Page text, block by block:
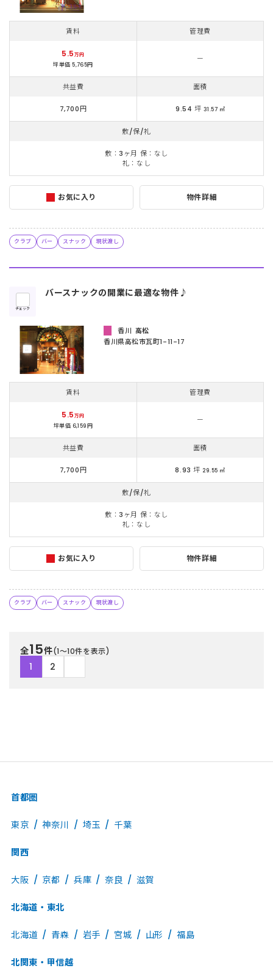
お気に入り 物件詳細
賃料 管理費
5.5万円
坪単価 5,765円
ー
共益費 面積
7,700円 9.54 坪 31.57 ㎡
敷/保/礼
敷：3ヶ月 保：なし
礼：なし
クラブ バー スナック 現状渡し
チェック
バースナックの開業に最適な物件♪
お気に入り 物件詳細
香川 高松
香川県高松市瓦町1-11-17
賃料 管理費
5.5万円
坪単価 6,159円
ー
共益費 面積
7,700円 8.93 坪 29.55 ㎡
敷/保/礼
敷：3ヶ月 保：なし
礼：なし
クラブ バー スナック 現状渡し
全15件(1〜10件を表示)
1 2
首都圏
東京 神奈川 埼玉 千葉
関西
大阪 京都 兵庫 奈良 滋賀
北海道・東北
北海道 青森 岩手 宮城 山形 福島
北関東・甲信越